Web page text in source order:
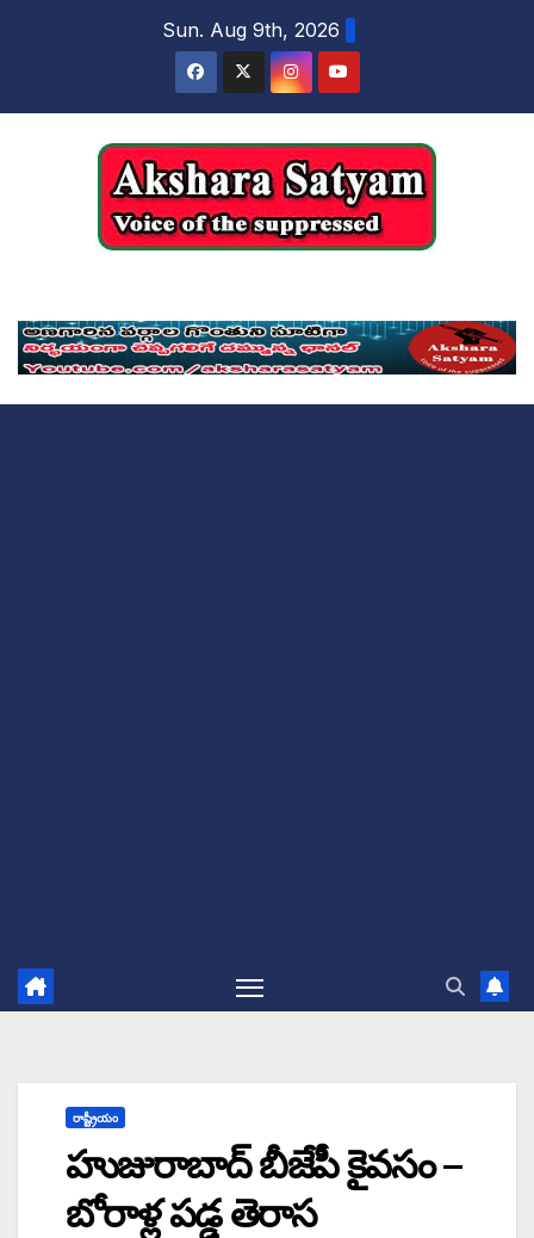
Sun. Aug 9th, 2026
రాష్ట్రీయం
హుజురాబాద్ బీజేపీ కైవసం –
బోరాళ్ల పడ్డ తెరాస